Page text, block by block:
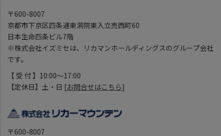
〒600-8007
京都市下京区四条通東洞院東入立売西町60
日本生命四条ビル7階
※株式会社イズミセは、リカマンホールディングスのグループ会社
です。
【 受 付 】10:00～17:00
【定休日】土・日 [お問合せはこちら]
〒600-8007